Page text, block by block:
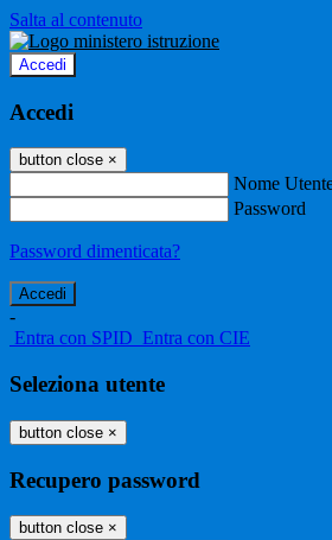
Salta al contenuto
Accedi
Accedi
button close ×
Nome
Password
Password dimenticata?
-
Entra con SPID Entra con CIE
Seleziona utente
button close ×
Recupero password
button close ×